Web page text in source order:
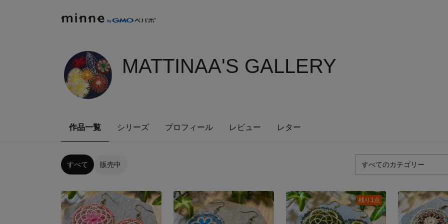
MATTINAA'S GALLERY
作品一覧 シリーズ プロフィール レビュー レター
すべて 販売中
残り1点